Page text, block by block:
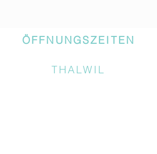
ÖFFNUNGSZEITEN
THALWIL